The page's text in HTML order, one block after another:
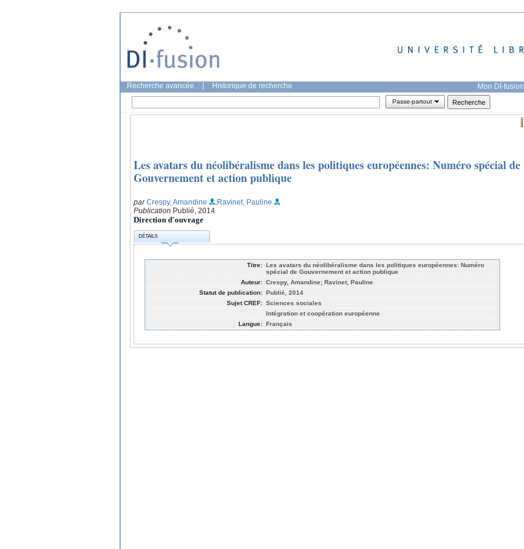
Recherche avancée Historique de recherche Mon DI-fusion
Passe-partout
Les avatars du néolibéralisme dans les politiques européennes: Numéro spécial de
Gouvernement et action publique
parCrespy, Amandine
;Ravinet, Pauline
Publication Publié, 2014
Direction d'ouvrage
DÉTAILS
Titre: Les avatars du néolibéralisme dans les politiques européennes: Numéro
spécial de Gouvernement et action publique
Auteur: Crespy, Amandine; Ravinet, Pauline
Statut de publication: Publié, 2014
Sujet CREF: Sciences sociales
Intégration et coopération européenne
Langue: Français